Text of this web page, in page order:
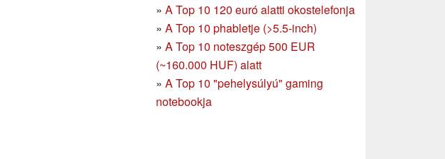
» A Top 10 120 euró alatti okostelefonja
» A Top 10 phabletje (>5.5-inch)
» A Top 10 noteszgép 500 EUR
(~160.000 HUF) alatt
» A Top 10 "pehelysúlyú" gaming
notebookja